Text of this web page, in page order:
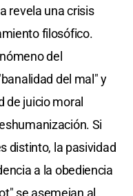
revela una crisis
filosófico.
del
del mal" y
de juicio moral
Si
distinto, la pasividad
a la obediencia
se asemejan al